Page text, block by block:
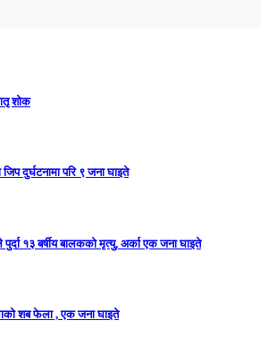
शोक
दुर्घटनामा परि ९ जना घाइते
पुर्दा १३ बर्षीय बालकको मृत्यु, अर्का एक जना घाइते
शब फेला , एक जना घाइते